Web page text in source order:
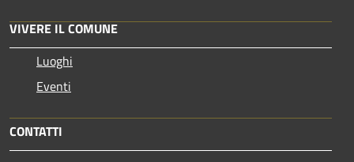
VIVERE IL COMUNE
Luoghi
Eventi
CONTATTI